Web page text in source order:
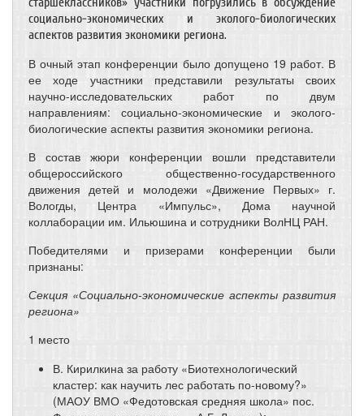
социально-экономических и эколого-биологических
аспектов развития экономики региона.
В очный этап конференции было допущено 19 работ. В
ее ходе участники представили результаты своих
научно-исследовательских работ по двум
направлениям: социально-экономические и эколого-
биологические аспекты развития экономики региона.
В состав жюри конференции вошли представители
общероссийского общественно-государственного
движения детей и молодежи «Движение Первых» г.
Вологды, Центра «Импульс», Дома научной
коллаборации им. Ильюшина и сотрудники ВолНЦ РАН.
Победителями и призерами конференции были
признаны:
Секция «Социально-экономические аспекты развития
региона»
1 место
В. Кирилкина за работу «Биотехнологический
кластер: как научить лес работать по-новому?»
(МАОУ ВМО «Федотовская средняя школа» пос.